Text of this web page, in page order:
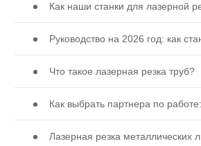
Что такое лазерная резка труб?